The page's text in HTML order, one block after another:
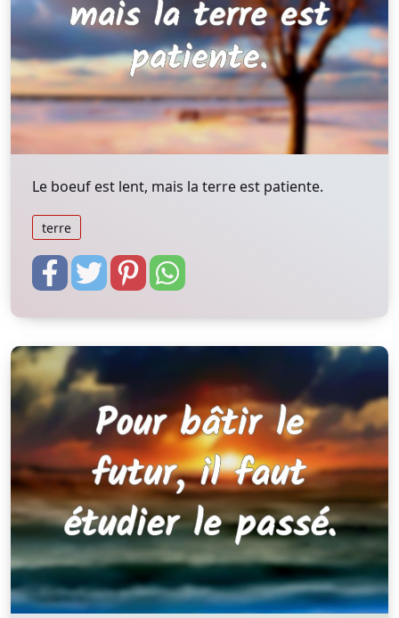
Le boeuf est lent, mais la terre est patiente.
terre